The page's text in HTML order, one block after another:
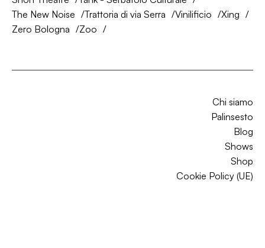
The New Noise
Trattoria di via Serra Vinilificio
Xing
Zero Bologna
Zoo
Chi siamo
Palinsesto
Blog
Shows
Shop
Cookie Policy (UE)